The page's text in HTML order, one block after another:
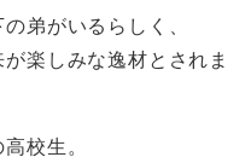
弟がいるらしく、
楽しみな逸材とされま
校生。